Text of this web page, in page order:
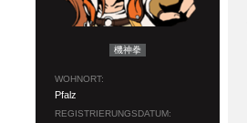
機神拳
WOHNORT
Pfalz
REGISTRIERUNGSDATUM